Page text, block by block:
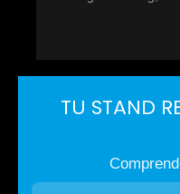
TU STAND